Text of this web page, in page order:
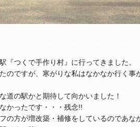
『つくで手作り村』に行ってきました。
のですが、寒がりな私はなかなか行く事
道の駅かと期待して向かいました！
かったです・・・残念!!
の方が増改築・補修をしているのであ